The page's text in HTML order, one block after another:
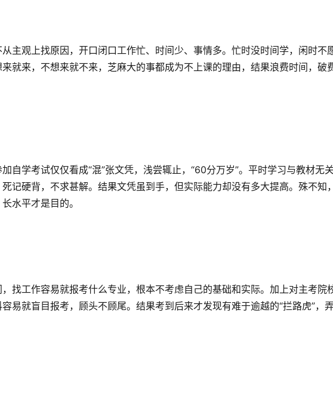
主观上找原因，开口闭口工作忙、时间少、事情多。忙时没时间学，闲时不
就来，不想来就不来，芝麻大的事都成为不上课的理由，结果浪费时间，破
自学考试仅仅看成“混”张文凭，浅尝辄止，“60分万岁”。平时学习与教材无
记硬背，不求甚解。结果文凭虽到手，但实际能力却没有多大提高。殊不知
水平才是目的。
找工作容易就报考什么专业，根本不考虑自己的基础和实际。加上对主考院
易就盲目报考，顾头不顾尾。结果考到后来才发现有难于逾越的“拦路虎”，